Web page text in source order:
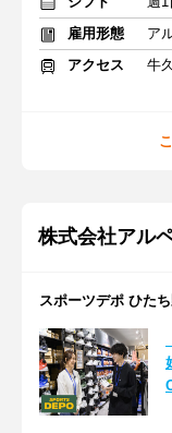
雇用形態
ア
アクセス
牛
株式会社アル
スポーツデポ ひた